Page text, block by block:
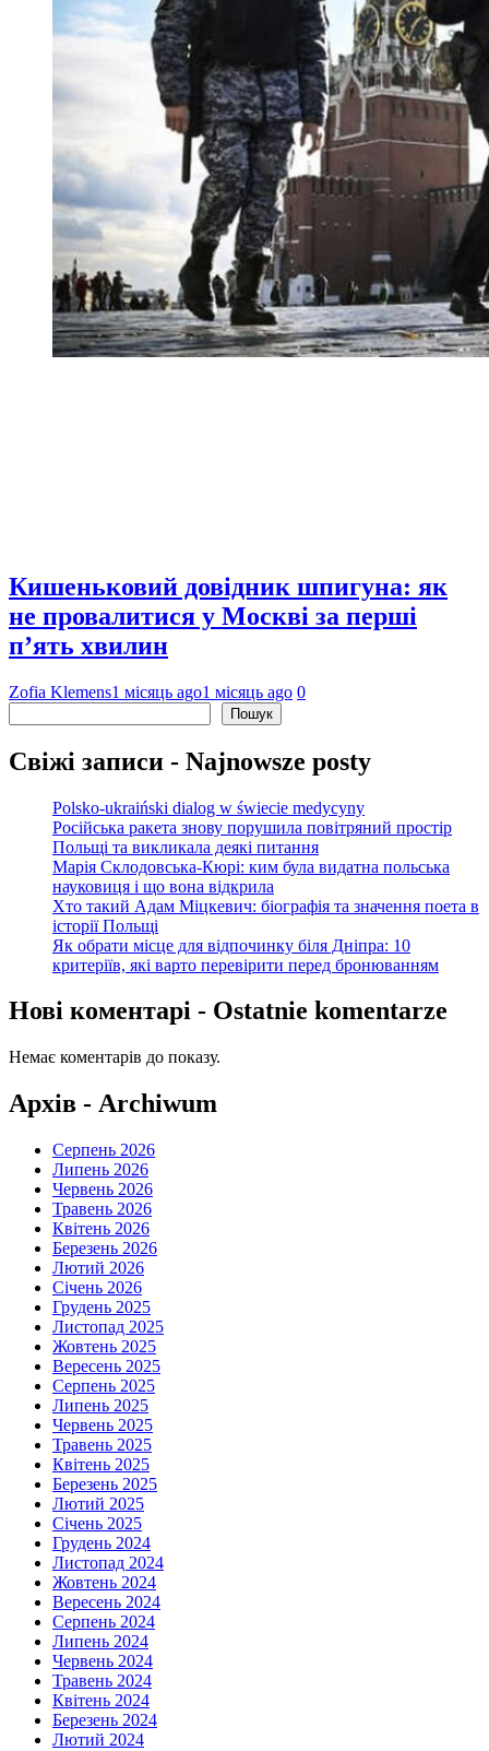
Кишеньковий довідник шпигуна: як
не провалитися у Москві за перші
п’ять хвилин
Zofia Klemens1 місяць ago1 місяць ago 0
Пошук
Свіжі записи - Najnowsze posty
Polsko-ukraiński dialog w świecie medycyny
Російська ракета знову порушила повітряний простір
Польщі та викликала деякі питання
Марія Склодовська-Кюрі: ким була видатна польська
науковиця і що вона відкрила
Хто такий Адам Міцкевич: біографія та значення поета в
історії Польщі
Як обрати місце для відпочинку біля Дніпра: 10
критеріїв, які варто перевірити перед бронюванням
Нові коментарі - Ostatnie komentarze
Немає коментарів до показу.
Архів - Archiwum
Серпень 2026
Липень 2026
Червень 2026
Травень 2026
Квітень 2026
Березень 2026
Лютий 2026
Січень 2026
Грудень 2025
Листопад 2025
Жовтень 2025
Вересень 2025
Серпень 2025
Липень 2025
Червень 2025
Травень 2025
Квітень 2025
Березень 2025
Лютий 2025
Січень 2025
Грудень 2024
Листопад 2024
Жовтень 2024
Вересень 2024
Серпень 2024
Липень 2024
Червень 2024
Травень 2024
Квітень 2024
Березень 2024
Лютий 2024